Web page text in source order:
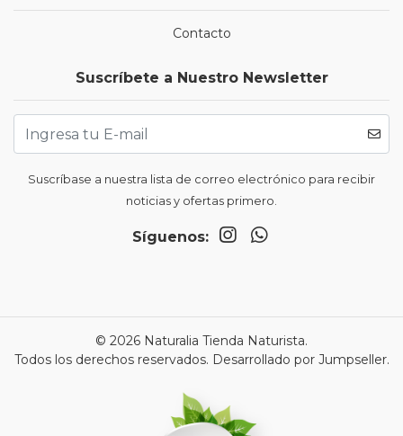
Contacto
Suscríbete a Nuestro Newsletter
Suscríbase a nuestra lista de correo electrónico para recibir
noticias y ofertas primero.
Síguenos:
© 2026 Naturalia Tienda Naturista.
Todos los derechos reservados. Desarrollado por Jumpseller.